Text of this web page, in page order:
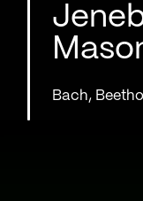
Bach,